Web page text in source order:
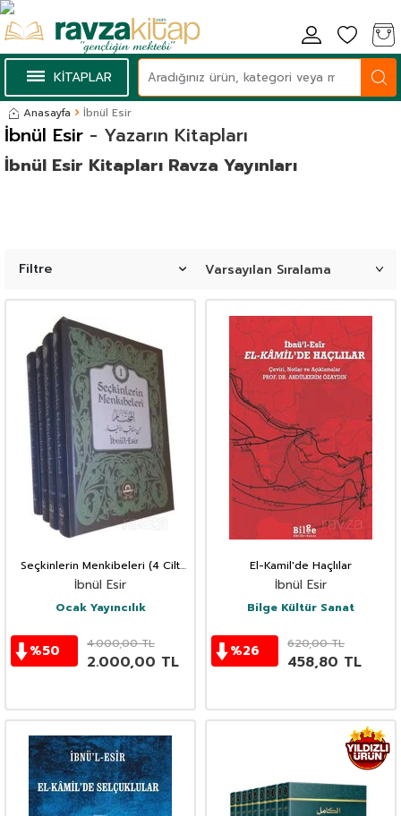
KİTAPLAR
Anasayfa İbnül Esir
- Yazarın Kitapları
İbnül Esir
İbnül Esir Kitapları Ravza Yayınları
Filtre
Seçkinlerin Menkibeleri (4 Cilt
Takım)
İbnül Esir
Ocak Yayıncılık
%50 4.000,00TL
2.000,00 TL
El-Kamil'de Haçlılar
İbnül Esir
Bilge Kültür Sanat
%26 620,00TL
458,80 TL